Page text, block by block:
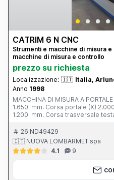
CATRIM 6 N CNC
Strumenti e macchine di misura
macchine di misura e controllo
prezzo su richiesta
Localizzazione: 🇮🇹 Italia,
Anno 1998
MACCHINA DI MISURA A
1.650 mm. Corsa portale (X)
1.200 mm. Corsa trasversale
testa 1.200 mm. Luce tra i
kg. Anno di costruzione 1998
PH 10 M
26IND49429
🇮🇹 NUOVA LOMBARMET spa
4.1
9